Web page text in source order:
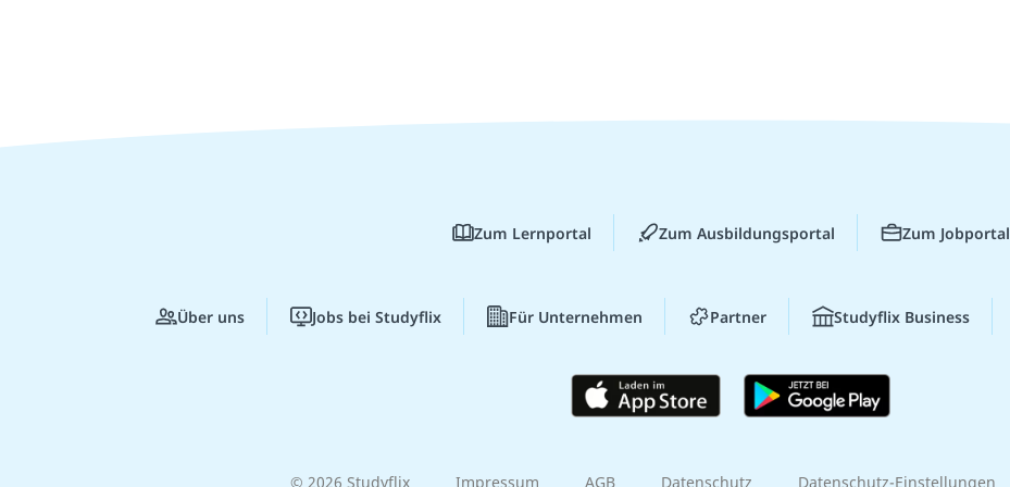
Zum Lernportal Zum Ausbildungsportal Zum Jobportal
Über uns Jobs bei Studyflix Für Unternehmen Partner Studyflix Business
© 2026 Studyflix Impressum AGB Datenschutz Datenschutz-Einstellungen